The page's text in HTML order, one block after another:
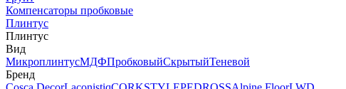
Компенсаторы пробковые
Плинтус
Плинтус
Вид
МикроплинтусМДФПробковыйСкрытыйТеневой
Бренд